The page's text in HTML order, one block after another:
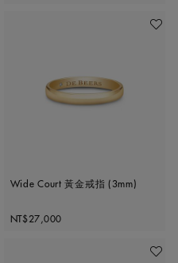
愛清單 加入喜
Wide Court 黃金戒指 (3mm)
Original price
NT$27,000
愛清單 加入喜